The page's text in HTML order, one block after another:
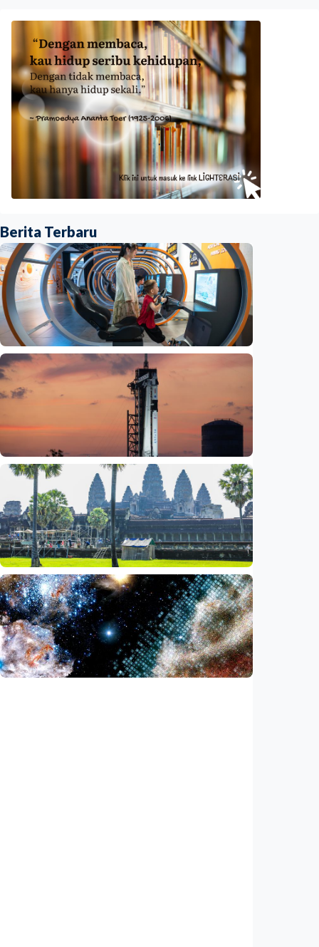
Berita Terbaru
Iptek
Jelang misi bawa pulang sampel Mars, China
siapkan laboratorium perlindungan planet
Indonesia
Iptek
Bagian roket Falcon 9 SpaceX akan hantam
Bulan, NASA pastikan Bumi aman
Indonesia•05 Aug 2026
Iptek
Saat ASEAN bersiap memasuki era AI,
reformasi layanan publik jadi agenda
bersama
Indonesia•05 Aug 2026